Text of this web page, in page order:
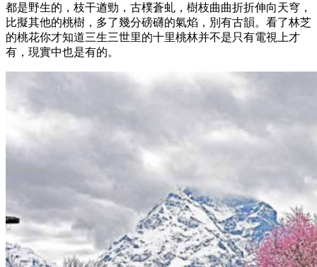
都是野生的，枝干遒勁，古樸蒼虬，樹枝曲曲折折伸向天穹，
比擬其他的桃樹，多了幾分磅礴的氣焰，別有古韻。看了林芝
的桃花你才知道三生三世里的十里桃林并不是只有電視上才
有，現實中也是有的。